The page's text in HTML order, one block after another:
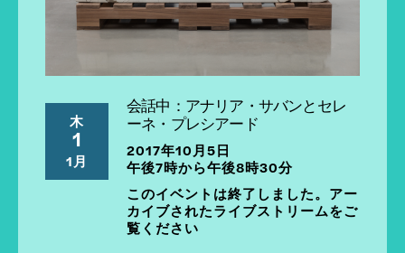
木
1
1月
会話中：アナリア・サバンとセレ
ーネ・プレシアード
2017年10月5日
午後7時から午後8時30分
このイベントは終了しました。アー
カイブされたライブストリームをご
覧ください